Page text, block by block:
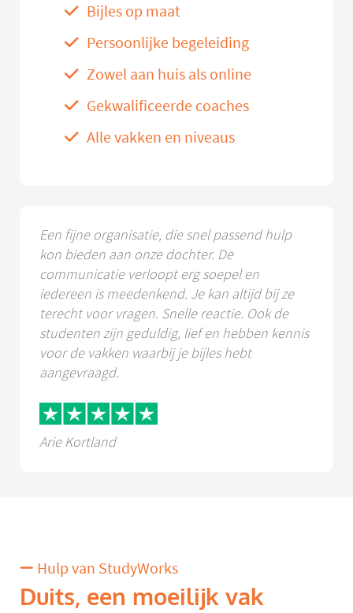
Bijles op maat
Persoonlijke begeleiding
Zowel aan huis als online
Gekwalificeerde coaches
Alle vakken en niveaus
Een fijne organisatie, die snel passend hulp
kon bieden aan onze dochter. De
communicatie verloopt erg soepel en
iedereen is meedenkend. Je kan altijd bij ze
terecht voor vragen. Snelle reactie. Ook de
studenten zijn geduldig, lief en hebben kennis
voor de vakken waarbij je bijles hebt
aangevraagd.
Arie Kortland
Hulp van StudyWorks
Duits, een moeilijk vak